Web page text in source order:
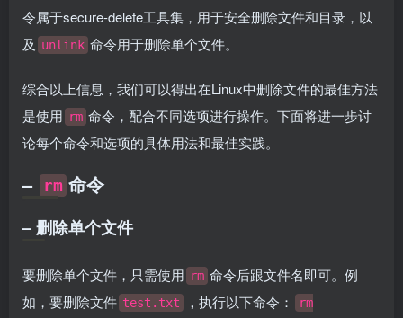
令属于secure-delete工具集，用于安全删除文件和目录，以
及
unlink 命令用于删除单个文件。
综合以上信息，我们可以得出在Linux中删除文件的最佳方法
是使用 rm 命令，配合不同选项进行操作。下面将进一步讨
论每个命令和选项的具体用法和最佳实践。
– rm 命令
– 删除单个文件
要删除单个文件，只需使用 rm 命令后跟文件名即可。例
如，要删除文件 test.txt ，执行以下命令：
rm